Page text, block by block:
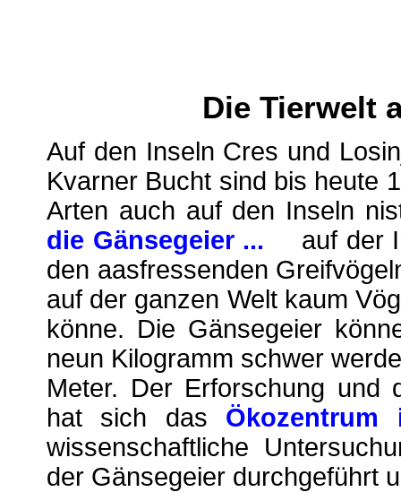
Die Tierwelt
Auf den Inseln Cres und
Kvarner Bucht sind bis heute
Arten auch auf den Inseln
die Gänsegeier ...
auf der
den aasfressenden
auf der ganzen Welt kaum
könne. Die Gänsegeier
neun Kilogramm schwer
Meter. Der Erforschung und
hat sich das
wissenschaftliche
der Gänsegeier durchgeführt